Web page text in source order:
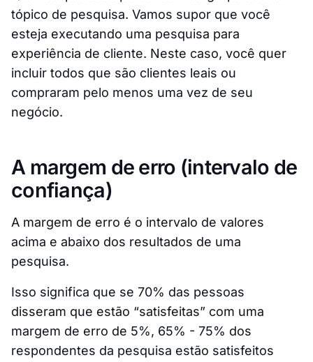
tópico de pesquisa. Vamos supor que você
esteja executando uma pesquisa para
experiência de cliente. Neste caso, você quer
incluir todos que são clientes leais ou
compraram pelo menos uma vez de seu
negócio.
A margem de erro (intervalo de
confiança)
A margem de erro é o intervalo de valores
acima e abaixo dos resultados de uma
pesquisa.
Isso significa que se 70% das pessoas
disseram que estão “satisfeitas” com uma
margem de erro de 5%, 65% - 75% dos
respondentes da pesquisa estão satisfeitos